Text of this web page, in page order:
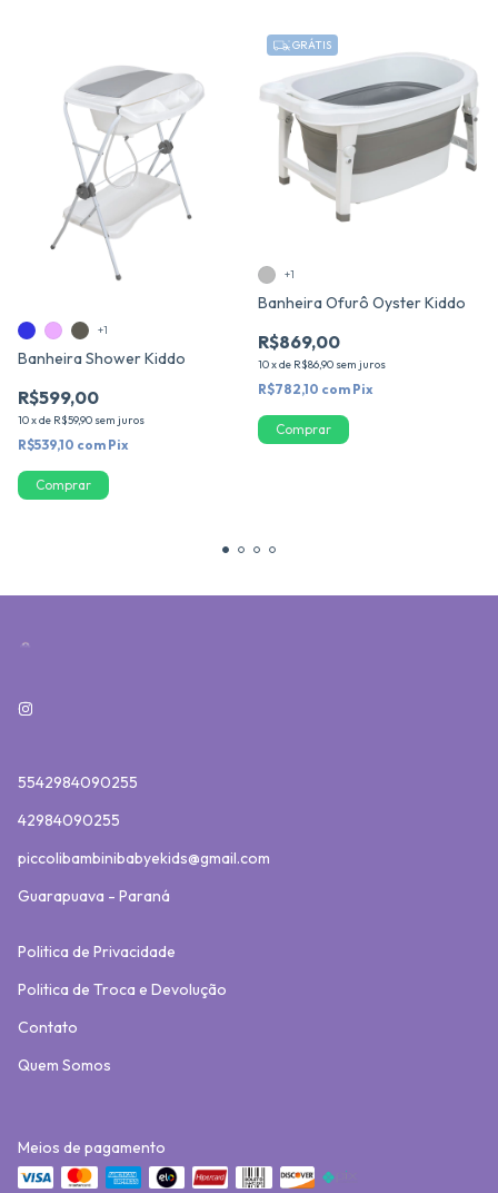
Banheira Shower Kiddo
R$599,00
10xde R$59,90 sem juros
R$539,10 com Pix
+1
Comprar
GRÁTIS
Banheira Ofurô Oyster Kiddo
R$869,00
10xde R$86,90 sem juros
R$782,10 com Pix
+1
Comprar
5542984090255
42984090255
piccolibambinibabyekids@gmail.com
Guarapuava - Paraná
Politica de Privacidade
Politica de Troca e Devolução
Contato
Quem Somos
Meios de pagamento